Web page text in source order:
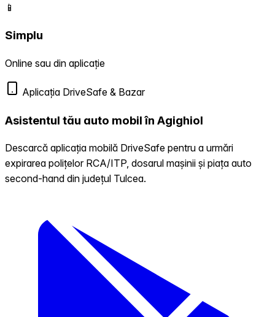
📱
Simplu
Online sau din aplicație
Aplicația DriveSafe & Bazar
Asistentul tău auto mobil în Agighiol
Descarcă aplicația mobilă DriveSafe pentru a urmări
expirarea polițelor RCA/ITP, dosarul mașinii și piața auto
second-hand din județul Tulcea.